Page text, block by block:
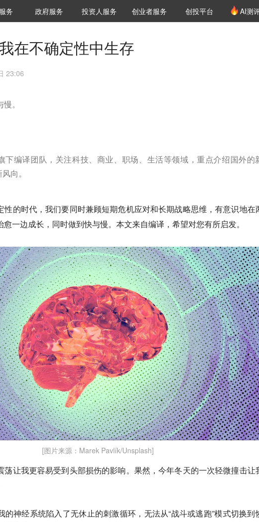
究院
务 城市之窗
政府服务 VClub投资机构库
投资机构职位推介
投资人服务 创投氪堂
创业者服务 创投平台 AI测
在不确定性中生存
23:06
。
下编译团队，关注科技、商业、职场、生活等领域，重点介绍国外的
向。
性的时代，我们要同时兼顾短期危机应对和长期战略思维，有意识地在
一边成长，同时做到快与慢。本文来自编译，希望对您有所启发。
[图片来源：Marek Pavlík/Unsplash]
荡让我更容易受到头部损伤的影响。果然，今年冬天的一次轻微撞击让
的神经系统陷入了无休止的刺激循环，无法从“战斗或逃跑”模式切换到